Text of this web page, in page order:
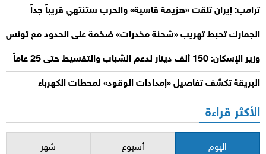
ترامب: إيران تلقت «هزيمة قاسية» والحرب ستنتهي قريباً جداً
الجمارك تحبط تهريب «شحنة مخدرات» ضخمة على الحدود مع تونس
وزير الإسكان: 150 ألف دينار لدعم الشباب والتقسيط حتى 25 عاماً
البريقة تكشف تفاصيل «إمدادات الوقود» لمحطات الكهرباء
الأكثر قراءة
اليوم أسبوع شهر